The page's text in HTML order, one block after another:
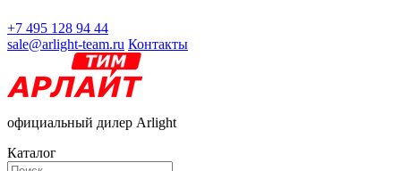
+7 495 128 94 44
sale@arlight-team.ru Контакты
официальный дилер Arlight
Каталог